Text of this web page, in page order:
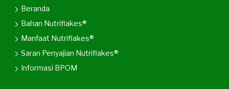
Beranda
Bahan Nutriflakes®
Manfaat Nutriflakes®
Saran Penyajian Nutriflakes®
Informasi BPOM